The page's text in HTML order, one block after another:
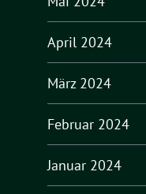
April 2024
März 2024
Februar 2024
Januar 2024